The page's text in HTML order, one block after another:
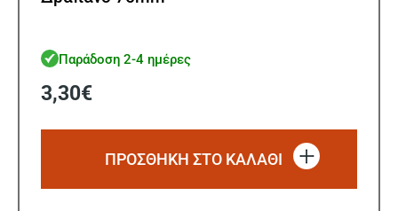
Παράδοση 2-4 ημέρες
3,30€
ΠΡΟΣΘΗΚΗ ΣΤΟ ΚΑΛΑΘΙ